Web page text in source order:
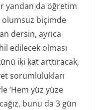
yandan da öğretim
olumsuz biçimde
dersin, ayrıca
edilecek olması
iki kat arttıracak,
sorumlulukları
‘Hem yüz yüze
bunu da 3 gün